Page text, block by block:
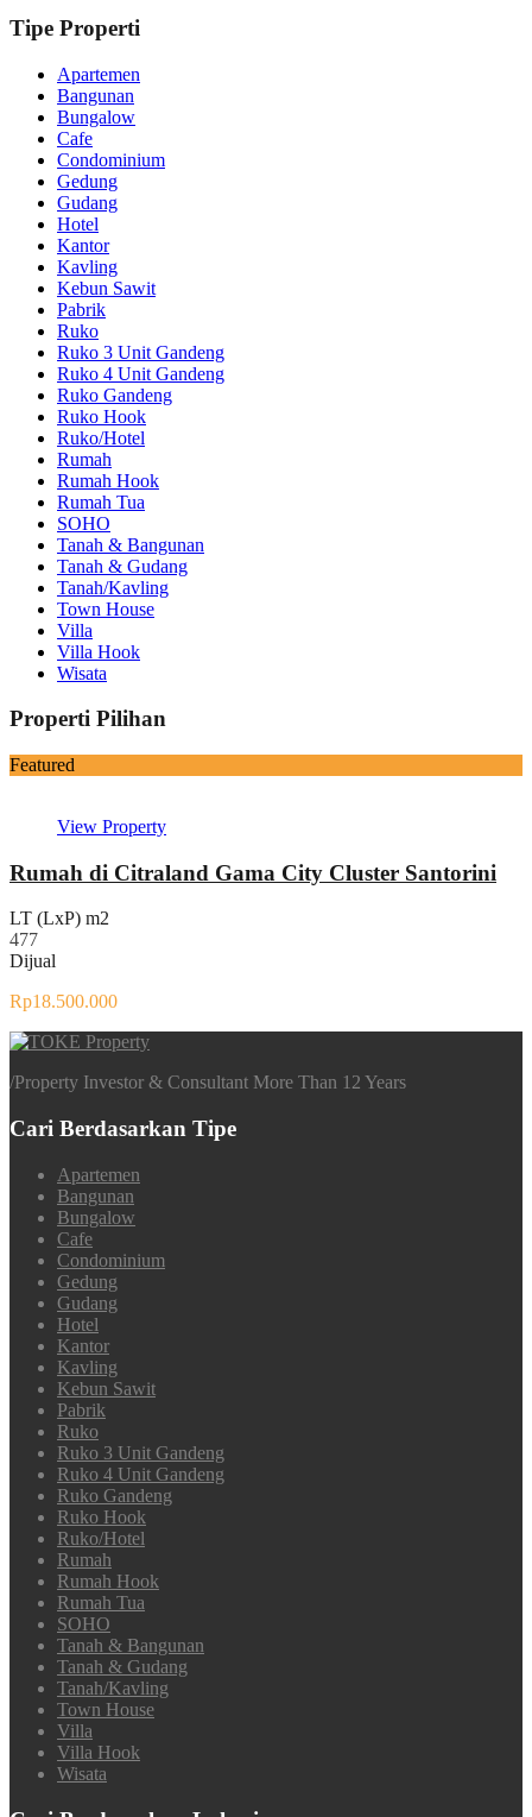
Tipe Properti
Apartemen
Bangunan
Bungalow
Cafe
Condominium
Gedung
Gudang
Hotel
Kantor
Kavling
Kebun Sawit
Pabrik
Ruko
Ruko 3 Unit Gandeng
Ruko 4 Unit Gandeng
Ruko Gandeng
Ruko Hook
Ruko/Hotel
Rumah
Rumah Hook
Rumah Tua
SOHO
Tanah & Bangunan
Tanah & Gudang
Tanah/Kavling
Town House
Villa
Villa Hook
Wisata
Properti Pilihan
Featured
View Property
Rumah di Citraland Gama City Cluster Santorini
LT (LxP) m2
477
Dijual
Rp18.500.000
/Property Investor & Consultant More Than 12 Years
Cari Berdasarkan Tipe
Apartemen
Bangunan
Bungalow
Cafe
Condominium
Gedung
Gudang
Hotel
Kantor
Kavling
Kebun Sawit
Pabrik
Ruko
Ruko 3 Unit Gandeng
Ruko 4 Unit Gandeng
Ruko Gandeng
Ruko Hook
Ruko/Hotel
Rumah
Rumah Hook
Rumah Tua
SOHO
Tanah & Bangunan
Tanah & Gudang
Tanah/Kavling
Town House
Villa
Villa Hook
Wisata